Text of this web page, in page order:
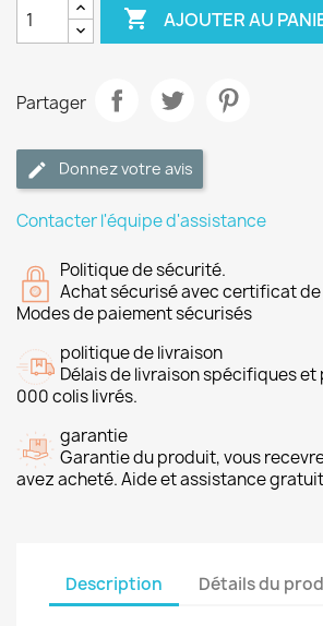
 AJOUTER AU
Partager
Donnez votre avis
Contacter l'équipe d'assistance
Politique de sécurité.
Achat sécurisé avec certificat de
Modes de paiement sécurisés
politique de livraison
Délais de livraison spécifiques et
000 colis livrés.
garantie
Garantie du produit, vous
avez acheté. Aide et assistance
Description Détails du